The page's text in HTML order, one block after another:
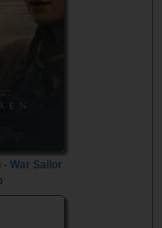
- War Sailor